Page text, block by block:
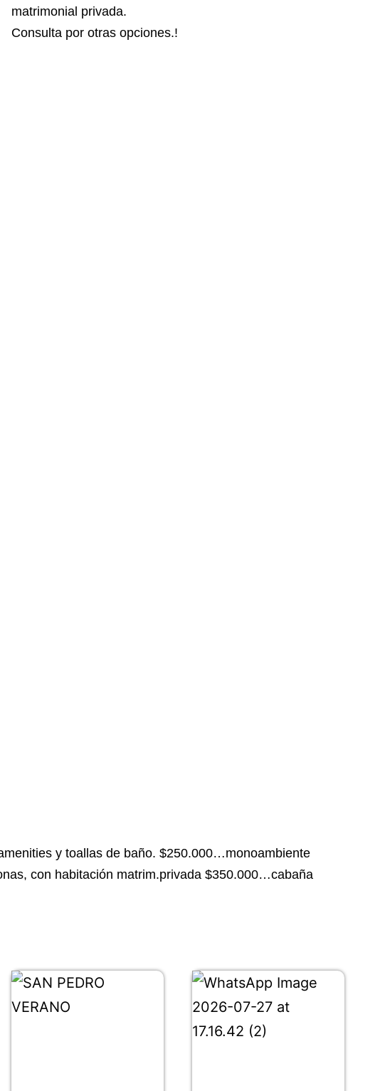
matrimonial privada.
Consulta por otras opciones.!
y toallas de baño. $250.000…monoambiente
con habitación matrim.privada $350.000…cabaña